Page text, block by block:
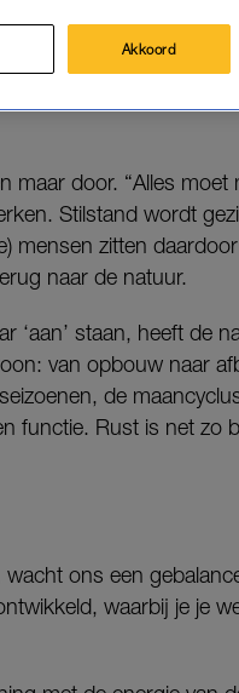
de hand van je
én je
door. “Alles moet
Stilstand wordt
mensen zitten
naar de natuur.
‘aan’ staan, heeft de
van opbouw naar
de
functie. Rust is net zo
ons een
waarbij je je
Akkoord